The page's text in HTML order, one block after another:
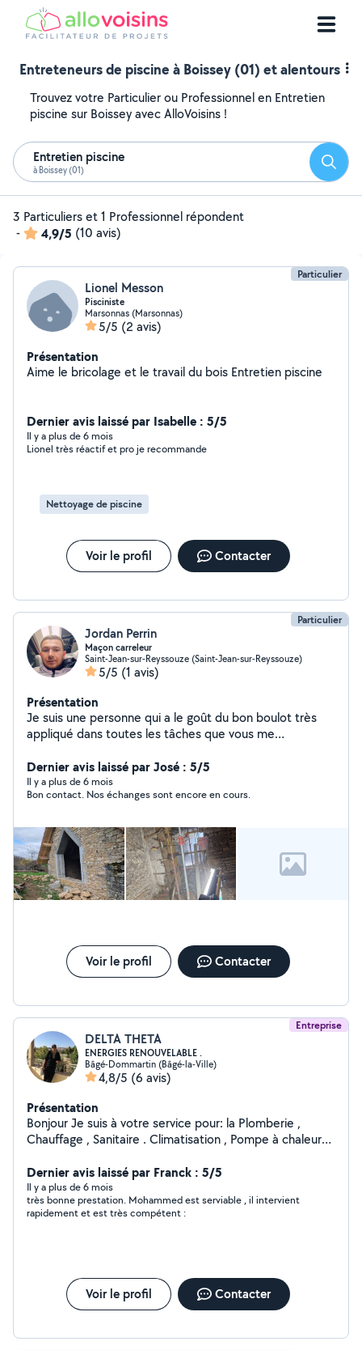
Entreteneurs de piscine à Boissey (01) et alentours
Trouvez votre Particulier ou Professionnel en Entretien
piscine sur Boissey avec AlloVoisins !
Entretien piscine
à Boissey (01)
3 Particuliers et 1 Professionnel répondent
-
4,9/5 (10 avis)
Particulier
Lionel Messon
Pisciniste
Marsonnas (Marsonnas)
5/5 (2 avis)
Présentation
Aime le bricolage et le travail du bois Entretien piscine
Dernier avis laissé par Isabelle : 5/5
Il y a plus de 6 mois
Lionel très réactif et pro je recommande
Nettoyage de piscine
Voir le profil Contacter
Particulier
Jordan Perrin
Maçon carreleur
Saint-Jean-sur-Reyssouze (Saint-Jean-sur-Reyssouze)
5/5 (1 avis)
Présentation
Je suis une personne qui a le goût du bon boulot très
appliqué dans toutes les tâches que vous me
Dernier avis laissé par José : 5/5
Il y a plus de 6 mois
Bon contact. Nos échanges sont encore en cours.
Voir le profil Contacter
Entreprise
DELTA THETA
ENERGIES RENOUVELABLE .
Bâgé-Dommartin (Bâgé-la-Ville)
4,8/5 (6 avis)
Présentation
Bonjour Je suis à votre service pour: la Plomberie ,
Chauffage , Sanitaire . Climatisation , Pompe à chaleur
Dernier avis laissé par Franck : 5/5
Il y a plus de 6 mois
très bonne prestation. Mohammed est serviable , il intervient
rapidement et est très compétent :
Voir le profil Contacter